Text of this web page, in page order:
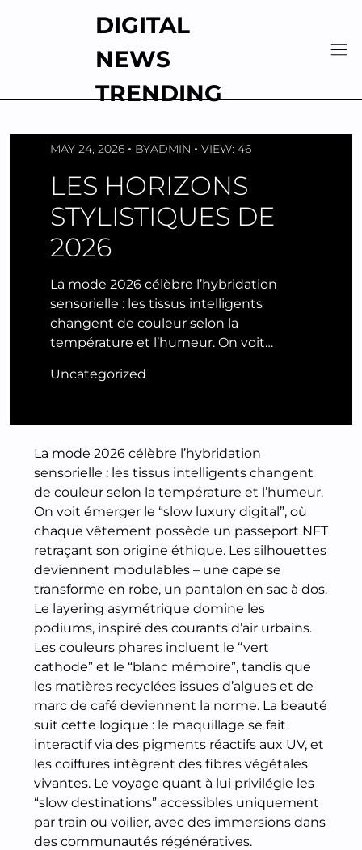
DIGITAL
NEWS
TRENDING
MAY 24, 2026 BYADMIN VIEW: 46
LES HORIZONS
STYLISTIQUES DE
2026
La mode 2026 célèbre l’hybridation
sensorielle : les tissus intelligents
changent de couleur selon la
température et l’humeur. On voit…
Uncategorized
La mode 2026 célèbre l’hybridation
sensorielle : les tissus intelligents changent
de couleur selon la température et l’humeur.
On voit émerger le “slow luxury digital”, où
chaque vêtement possède un passeport NFT
retraçant son origine éthique. Les silhouettes
deviennent modulables – une cape se
transforme en robe, un pantalon en sac à dos.
Le layering asymétrique domine les
podiums, inspiré des courants d’air urbains.
Les couleurs phares incluent le “vert
cathode” et le “blanc mémoire”, tandis que
les matières recyclées issues d’algues et de
marc de café deviennent la norme. La beauté
suit cette logique : le maquillage se fait
interactif via des pigments réactifs aux UV, et
les coiffures intègrent des fibres végétales
vivantes. Le voyage quant à lui privilégie les
“slow destinations” accessibles uniquement
par train ou voilier, avec des immersions dans
des communautés régénératives.